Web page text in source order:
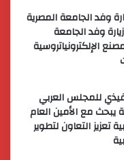
وفد الجامعة المصرية
وفد الجامعة
الإلكترونياتروسية
للمجلس العربي
يبحث مع الأمين العام
تعزيز التعاون لتطوير